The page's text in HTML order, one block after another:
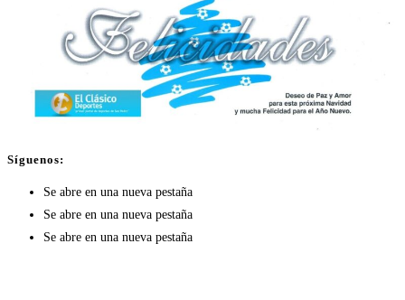
Síguenos:
Se abre en una nueva pestaña
Se abre en una nueva pestaña
Se abre en una nueva pestaña